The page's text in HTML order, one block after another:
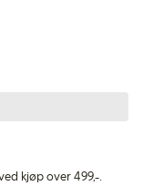
kjøp over 499,-.